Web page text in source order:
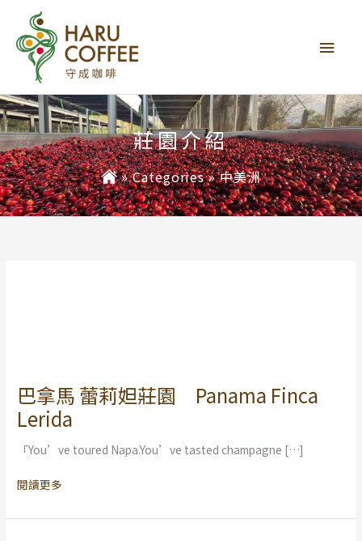
要
單
莊園介紹
»Categories»中美洲
巴拿馬 蕾莉妲莊園 Panama Finca
Lerida
「You’ve toured Napa.You’ve tasted champagne […]
巴
拿
馬
蕾
妲
園
閱讀更多